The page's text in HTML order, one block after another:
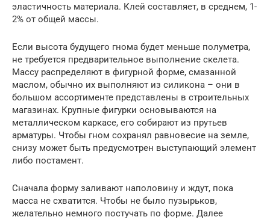
эластичность материала. Клей составляет, в среднем, 1-
2% от общей массы.
Если высота будущего гнома будет меньше полуметра,
не требуется предварительное выполнение скелета.
Массу распределяют в фигурной форме, смазанной
маслом, обычно их выполняют из силикона – они в
большом ассортименте представлены в строительных
магазинах. Крупные фигурки основываются на
металлическом каркасе, его собирают из прутьев
арматуры. Чтобы гном сохранял равновесие на земле,
снизу может быть предусмотрен выступающий элемент
либо постамент.
Сначала форму заливают наполовину и ждут, пока
масса не схватится. Чтобы не было пузырьков,
желательно немного постучать по форме. Далее